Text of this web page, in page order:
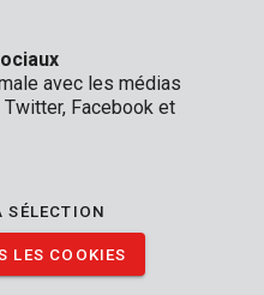
avec les médias
Facebook et
SÉLECTION
LES COOKIES